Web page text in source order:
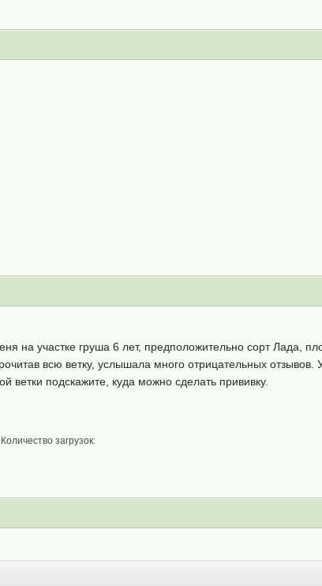
на участке груша 6 лет, предположительно сорт Лада,
всю ветку, услышала много отрицательных
подскажите, куда можно сделать прививку.
загрузок: